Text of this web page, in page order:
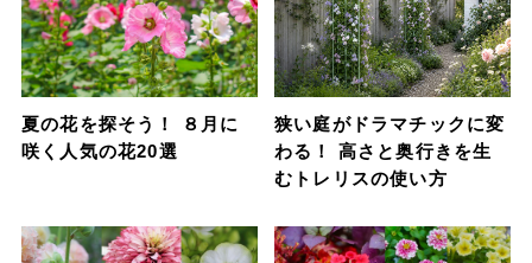
夏の花を探そう！ ８月に
咲く人気の花20選
狭い庭がドラマチックに変
わる！ 高さと奥行きを生
むトレリスの使い方